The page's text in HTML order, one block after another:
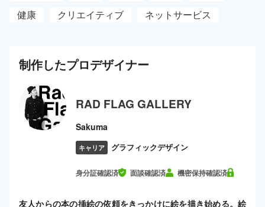
健康
クリエイティブ ネットサービス
制作したプロデザイナー
RAD FLAG GALLERY
Sakuma
キャリア グラフィックデザイン
身分証確認済 面談確認済 機密保持確認済
友人からの本の挿絵の依頼をきっかけに絵を描き始める。絵